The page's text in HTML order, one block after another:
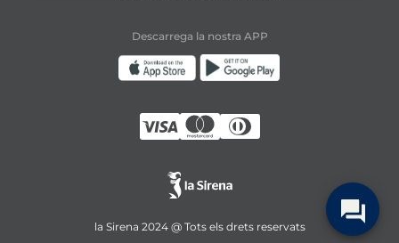
Descarrega la nostra APP
la Sirena 2024 @ Tots els drets reservats